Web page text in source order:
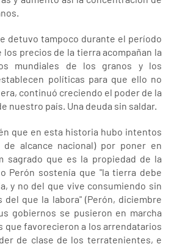
detuvo tampoco durante el período
los precios de la tierra acompañan la
mundiales de los granos y los
políticas para que ello no
continuó creciendo el poder de la
nuestro país. Una deuda sin saldar.
que en esta historia hubo intentos
alcance nacional) por poner en
sagrado que es la propiedad de la
Perón sostenía que "la tierra debe
y no del que vive consumiendo sin
del que la labora" (Perón, diciembre
gobiernos se pusieron en marcha
que favorecieron a los arrendatarios
de clase de los terratenientes, e